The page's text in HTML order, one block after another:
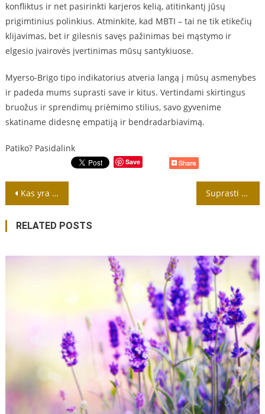
konfliktus ir net pasirinkti karjeros kelią, atitinkantį jūsų
prigimtinius polinkius. Atminkite, kad MBTI – tai ne tik etikečių
klijavimas, bet ir gilesnis savęs pažinimas bei mąstymo ir
elgesio įvairovės įvertinimas mūsų santykiuose.
Myerso-Brigo tipo indikatorius atveria langą į mūsų asmenybes
ir padeda mums suprasti save ir kitus. Vertindami skirtingus
bruožus ir sprendimų priėmimo stilius, savo gyvenime
skatiname didesnę empatiją ir bendradarbiavimą.
Patiko? Pasidalink
Save
Navigacija
tarp
įrašų
Kas yra paprastas poveikio efektas? Suprasti OKS: Įkyrių minčių ir kompulsijų ciklo nutraukimas
RELATED POSTS